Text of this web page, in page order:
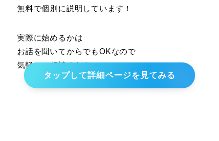
無料で個別に説明しています！
実際に始めるかは
お話を聞いてからでもOKなので
気軽にご相談ください！
タップして詳細ページを見てみる